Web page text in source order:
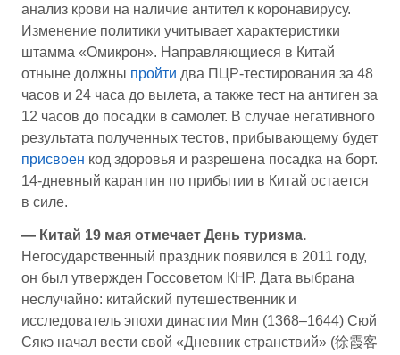
анализ крови на наличие антител к коронавирусу.
Изменение политики учитывает характеристики
штамма «Омикрон». Направляющиеся в Китай
отныне должны пройти два ПЦР-тестирования за 48
часов и 24 часа до вылета, а также тест на антиген за
12 часов до посадки в самолет. В случае негативного
результата полученных тестов, прибывающему будет
присвоен код здоровья и разрешена посадка на борт.
14-дневный карантин по прибытии в Китай остается
в силе.
— Китай 19 мая отмечает День туризма.
Негосударственный праздник появился в 2011 году,
он был утвержден Госсоветом КНР. Дата выбрана
неслучайно: китайский путешественник и
исследователь эпохи династии Мин (1368–1644) Сюй
Сякэ начал вести свой «Дневник странствий» (徐霞客